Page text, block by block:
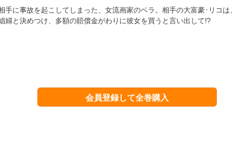
手に事故を起こしてしまった、女流画家のベラ。相手の大富豪･リコは
婦と決めつけ、多額の賠償金がわりに彼女を買うと言い出して!?
会員登録して全巻購入